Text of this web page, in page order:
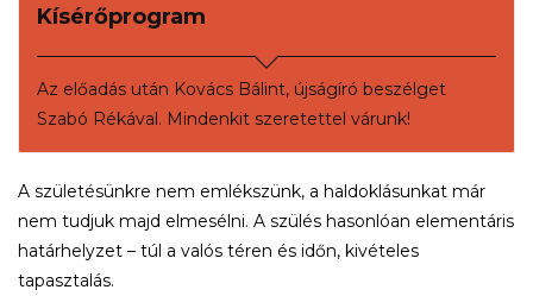
Kísérőprogram
Az előadás után Kovács Bálint, újságíró beszélget
Szabó Rékával. Mindenkit szeretettel várunk!
A születésünkre nem emlékszünk, a haldoklásunkat már
nem tudjuk majd elmesélni. A szülés hasonlóan elementáris
határhelyzet – túl a valós téren és időn, kivételes
tapasztalás.